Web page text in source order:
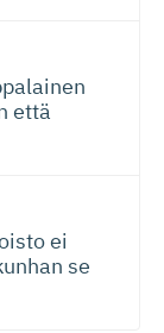
että
ei
se